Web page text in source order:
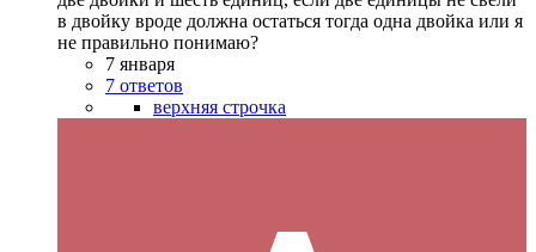
в двойку вроде должна остаться тогда одна двойка или я
не правильно понимаю?
7 января
7 ответов
верхняя строчка